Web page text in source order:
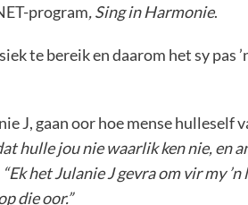
program, Sing in Harmonie.
te bereik en daarom het sy
J, gaan oor hoe mense
hulle jou nie waarlik ken nie,
“Ek het Julanie J gevra om vir my
die oor.”